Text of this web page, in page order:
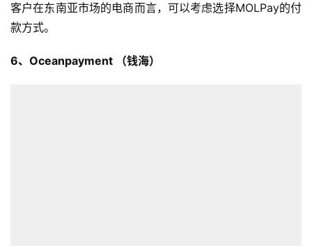
客户在东南亚市场的电商而言，可以考虑选择MOLPay的付
款方式。
6、Oceanpayment （钱海）